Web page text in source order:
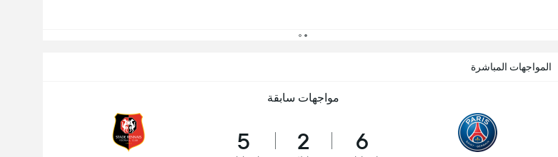
المواجهات المباشرة
مواجهات سابقة
6
2
5